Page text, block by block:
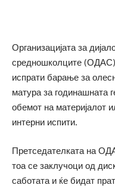
Организацијата за
средношколците
испрати барање за
матура за годинашната
обемот на материјалот
интерни испити.
Претседателката на
тоа се заклучоци од
саботата и ќе бидат